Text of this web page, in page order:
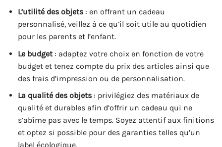
L’utilité des objets: en offrant un cadeau
personnalisé, veillez à ce qu’il soit utile au quotidien
pour les parents et l’enfant.
Le budget: adaptez votre choix en fonction de votre
budget et tenez compte du prix des articles ainsi que
des frais d’impression ou de personnalisation.
La qualité des objets: privilégiez des matériaux de
qualité et durables afin d’offrir un cadeau qui ne
s’abîme pas avec le temps. Soyez attentif aux finitions
et optez si possible pour des garanties telles qu’un
label écologique.